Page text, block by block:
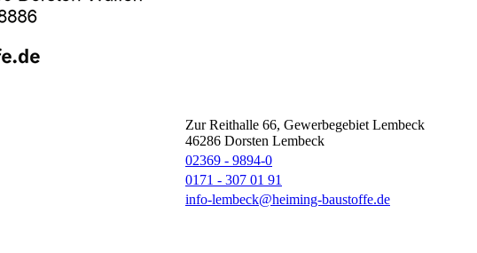
Zur Reithalle 66, Gewerbegebiet Lembeck
46286 Dorsten Lembeck
02369 - 9894-0
0171 - 307 01 91
info-lembeck@heiming-baustoffe.de